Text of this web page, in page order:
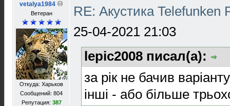
vetalya1984
Ветеран
Откуда: Харьков
Сообщений: 804
Репутация: 387
RE: Акустика
25-04-2021 21:03
lepic2008 писал(а):
за рік не бачив
інші - або більше